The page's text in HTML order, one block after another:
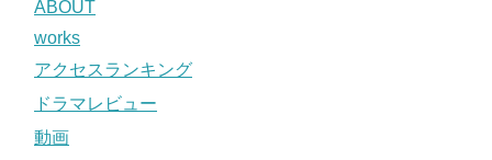
ABOUT
works
アクセスランキング
ドラマレビュー
動画